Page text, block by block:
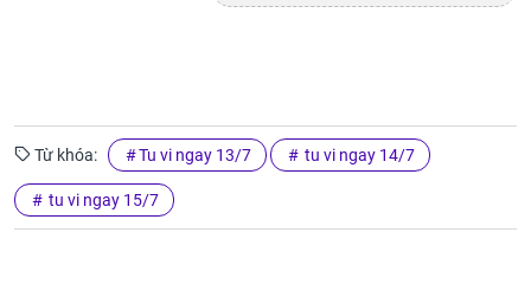
Từ khóa: Tu vi ngay 13/7 tu vi ngay 14/7
tu vi ngay 15/7